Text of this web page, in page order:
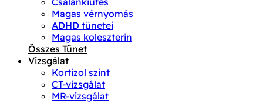
Magas vérnyomás
ADHD tünetei
Magas koleszterin
Összes Tünet
Vizsgálat
Kortizol szint
CT-vizsgálat
MR-vizsgálat